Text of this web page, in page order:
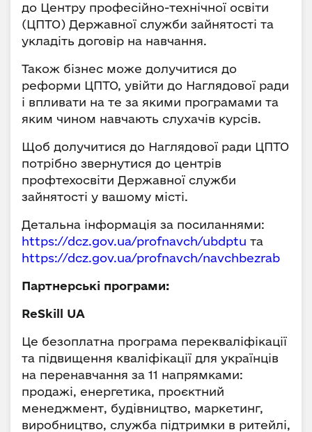
до Центру професійно-технічної освіти
(ЦПТО) Державної служби зайнятості та
укладіть договір на навчання.
Також бізнес може долучитися до
реформи ЦПТО, увійти до Наглядової ради
і впливати на те за якими програмами та
яким чином навчають слухачів курсів.
Щоб долучитися до Наглядової ради ЦПТО
потрібно звернутися до центрів
профтехосвіти Державної служби
зайнятості у вашому місті.
Детальна інформація за посиланнями:
https://dcz.gov.ua/profnavch/ubdptu та
https://dcz.gov.ua/profnavch/navchbezrab
Партнерські програми:
ReSkill UA
Це безоплатна програма перекваліфікації
та підвищення кваліфікації для українців
на перенавчання за 11 напрямками:
продажі, енергетика, проєктний
менеджмент, будівництво, маркетинг,
виробництво, служба підтримки в ритейлі,